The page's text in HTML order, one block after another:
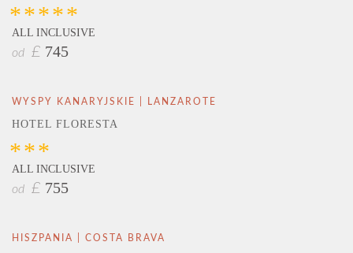
*****
ALL INCLUSIVE
od £ 745
WYSPY KANARYJSKIE | LANZAROTE
HOTEL FLORESTA
***
ALL INCLUSIVE
od £ 755
HISZPANIA | COSTA BRAVA